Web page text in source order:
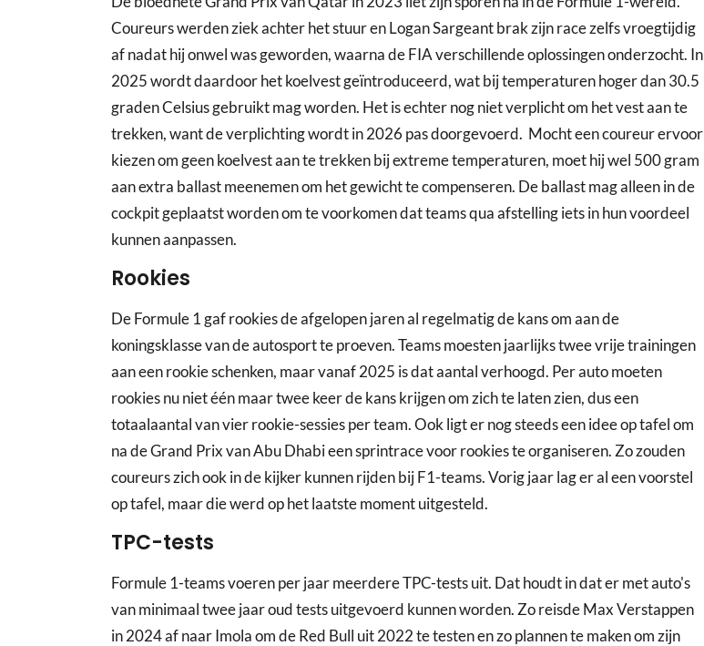
Coureurs werden ziek achter het stuur en Logan Sargeant brak zijn race zelfs vroegtijdig
af nadat hij onwel was geworden, waarna de FIA verschillende oplossingen onderzocht. In
2025 wordt daardoor het koelvest geïntroduceerd, wat bij temperaturen hoger dan 30.5
graden Celsius gebruikt mag worden. Het is echter nog niet verplicht om het vest aan te
trekken, want de verplichting wordt in 2026 pas doorgevoerd. Mocht een coureur ervoor
kiezen om geen koelvest aan te trekken bij extreme temperaturen, moet hij wel 500 gram
aan extra ballast meenemen om het gewicht te compenseren. De ballast mag alleen in de
cockpit geplaatst worden om te voorkomen dat teams qua afstelling iets in hun voordeel
kunnen aanpassen.
Rookies
De Formule 1 gaf rookies de afgelopen jaren al regelmatig de kans om aan de
koningsklasse van de autosport te proeven. Teams moesten jaarlijks twee vrije trainingen
aan een rookie schenken, maar vanaf 2025 is dat aantal verhoogd. Per auto moeten
rookies nu niet één maar twee keer de kans krijgen om zich te laten zien, dus een
totaalaantal van vier rookie-sessies per team. Ook ligt er nog steeds een idee op tafel om
na de Grand Prix van Abu Dhabi een sprintrace voor rookies te organiseren. Zo zouden
coureurs zich ook in de kijker kunnen rijden bij F1-teams. Vorig jaar lag er al een voorstel
op tafel, maar die werd op het laatste moment uitgesteld.
TPC-tests
Formule 1-teams voeren per jaar meerdere TPC-tests uit. Dat houdt in dat er met auto's
van minimaal twee jaar oud tests uitgevoerd kunnen worden. Zo reisde Max Verstappen
in 2024 af naar Imola om de Red Bull uit 2022 te testen en zo plannen te maken om zijn